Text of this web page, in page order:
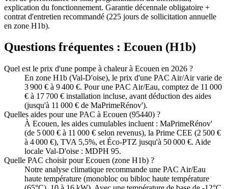
explication du fonctionnement. Garantie décennale obligatoire +
contrat d'entretien recommandé (225 jours de sollicitation annuelle
en zone H1b).
Questions fréquentes : Ecouen (H1b)
Quel est le prix d'une pompe à chaleur à Ecouen en 2026 ?
En zone H1b (Val-D'oise), le prix d'une PAC Air/Air varie de
3 900 € à 9 400 €. Pour une PAC Air/Eau, comptez de 11 000
€ à 17 700 € installation incluse, avant déduction des aides
(jusqu'à 11 000 € de MaPrimeRénov').
Quelles aides pour une PAC à Ecouen (95440) ?
À Ecouen, les aides cumulables incluent : MaPrimeRénov'
(de 5 000 € à 11 000 € selon revenus), la Prime CEE (2 500 €
à 4 000 €), TVA 5,5%, et Éco-PTZ jusqu'à 50 000 €. Aide
locale Val-D'oise : MDPH 95.
Quelle PAC choisir pour Ecouen (zone H1b) ?
Notre analyse climatique recommande une PAC Air/Eau
haute température (monobloc ou bibloc haute température